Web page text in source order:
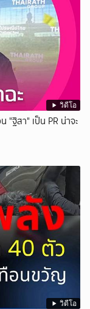
วิดีโอ
"ฐิสา" เป็น PR น่าจะ
วิดีโอ